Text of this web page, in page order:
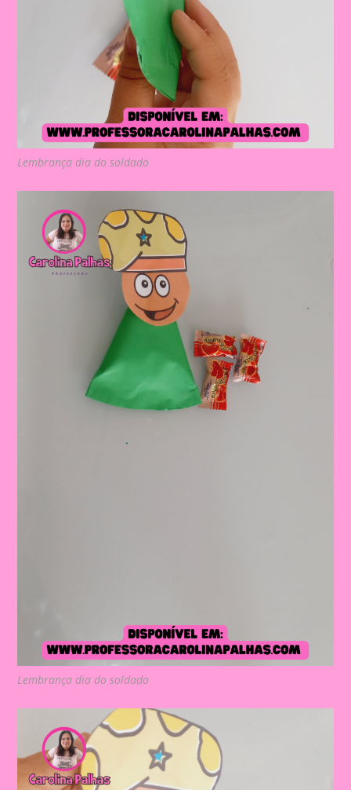
Lembrança dia do soldado
Lembrança dia do soldado